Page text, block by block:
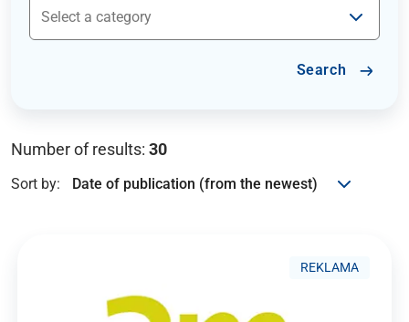
Search
Number of results: 30
Sort by:
REKLAMA